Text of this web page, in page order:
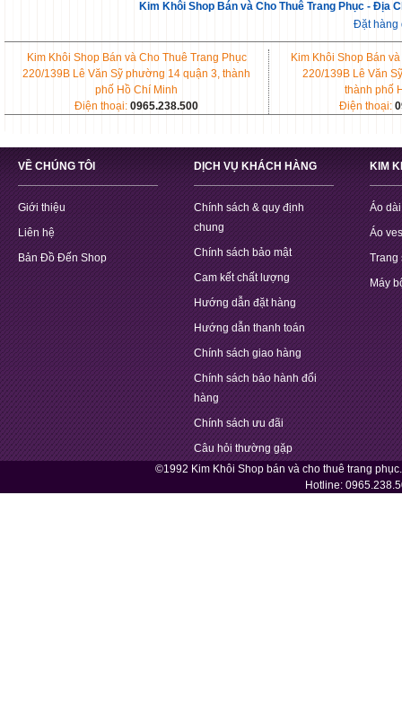
Kim Khôi Shop Bán và Cho Thuê Trang Phục - Địa
Đặt hàng
Kim Khôi Shop Bán và Cho Thuê Trang Phục
220/139B Lê Văn Sỹ phường 14 quận 3, thành
phố Hồ Chí Minh
Điện thoại: 0965.238.500
Kim Khôi Shop Bán
220/139B Lê Văn
thành phố
Điện thoại:
VỀ CHÚNG TÔI
Giới thiệu
Liên hệ
Bản Đồ Đến Shop
DỊCH VỤ KHÁCH HÀNG
Chính sách & quy định
chung
Chính sách bảo mật
Cam kết chất lượng
Hướng dẫn đặt hàng
Hướng dẫn thanh toán
Chính sách giao hàng
Chính sách bảo hành đổi
hàng
Chính sách ưu đãi
Câu hỏi thường gặp
KIM
Áo
Áo
Trang
Máy
©1992 Kim Khôi Shop bán và cho thuê trang
Hotline: